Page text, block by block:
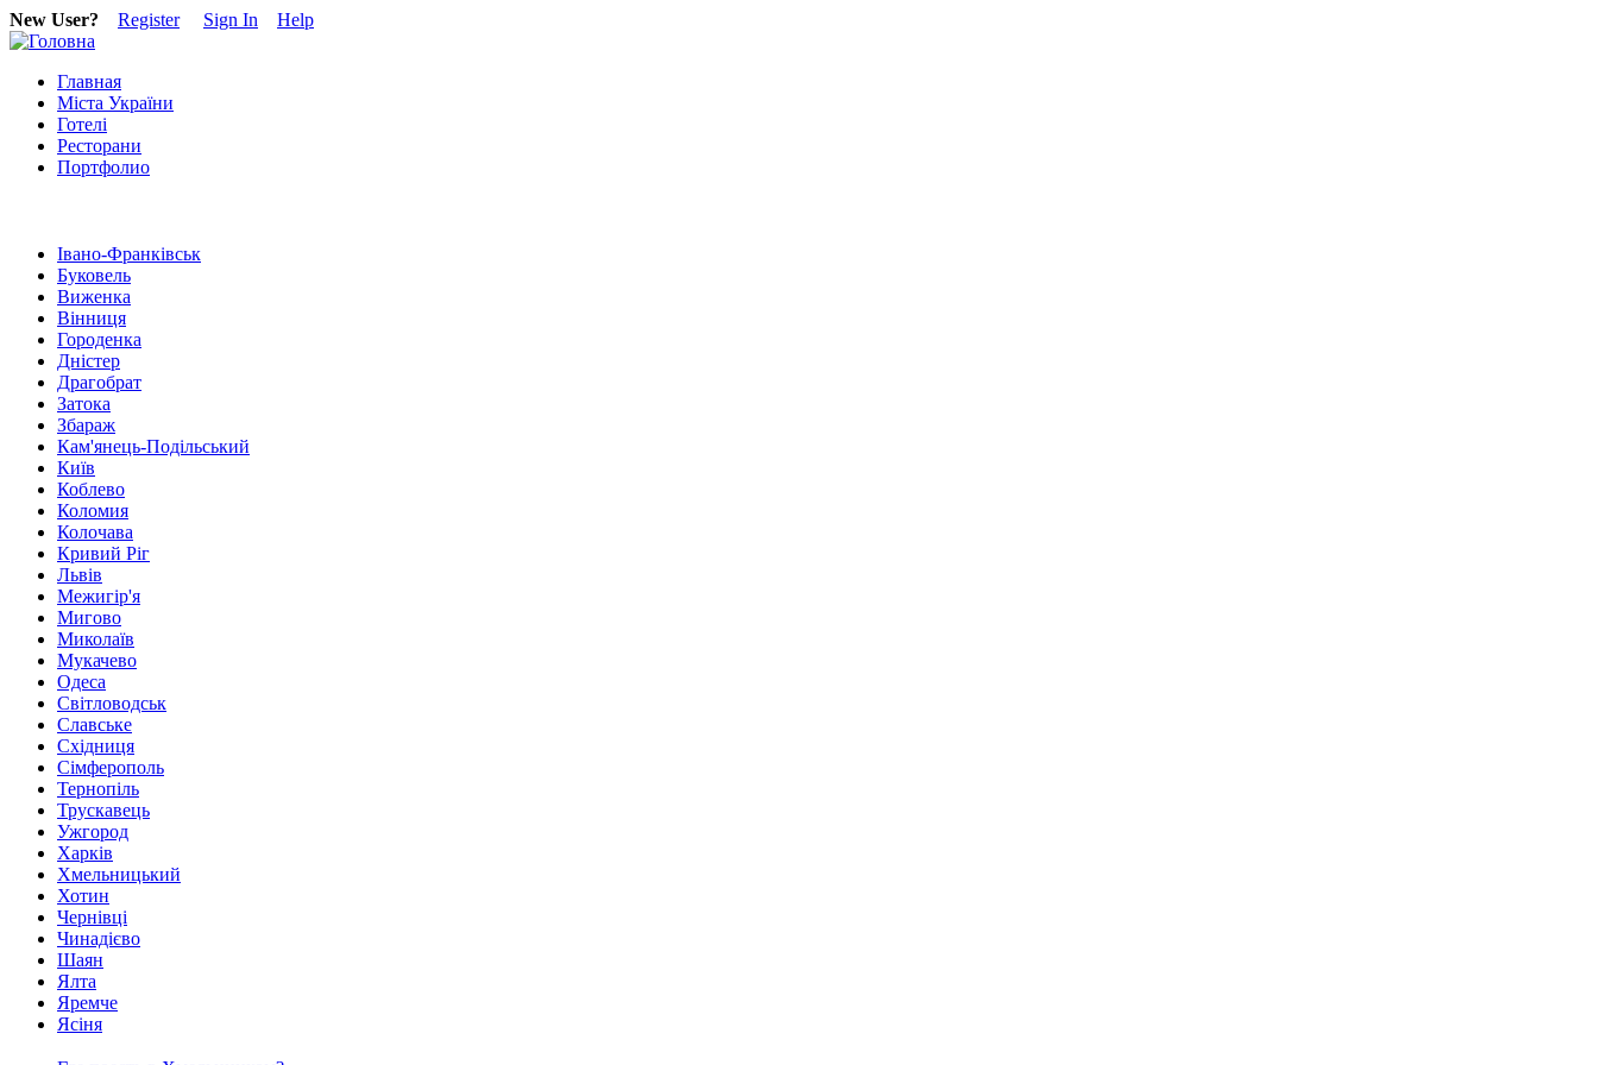
New User? Register Sign In Help
Главная
Міста України
Готелі
Ресторани
Портфолио
Івано-Франківськ
Буковель
Виженка
Вінниця
Городенка
Дністер
Драгобрат
Затока
Збараж
Кам'янець-Подільський
Київ
Коблево
Коломия
Колочава
Кривий Ріг
Львів
Межигір'я
Мигово
Миколаїв
Мукачево
Одеса
Світловодськ
Славське
Східниця
Сімферополь
Тернопіль
Трускавець
Ужгород
Харків
Хмельницький
Хотин
Чернівці
Чинадієво
Шаян
Ялта
Яремче
Ясіня